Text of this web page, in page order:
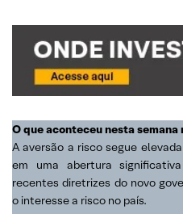
O que aconteceu nesta semana
A aversão a risco segue
em uma abertura
recentes diretrizes do novo
o interesse a risco no país.